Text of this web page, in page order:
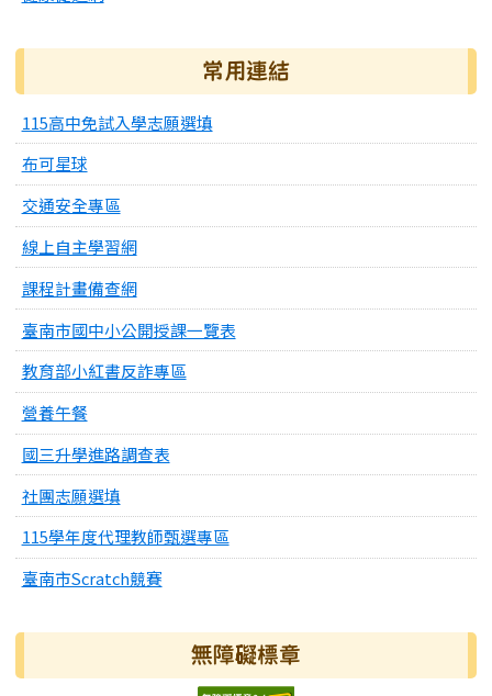
常用連結
115高中免試入學志願選填
布可星球
交通安全專區
線上自主學習網
課程計畫備查網
臺南市國中小公開授課一覽表
教育部小紅書反詐專區
營養午餐
國三升學進路調查表
社團志願選填
115學年度代理教師甄選專區
臺南市Scratch競賽
無障礙標章